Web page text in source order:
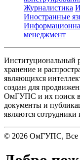
Журналистика
Иностранные
менеджмент
Институциональный
хранение и
являющихся
создан для
ОмГУПС и их поиск в
документы и
являются
© 2026 ОмГУПС,